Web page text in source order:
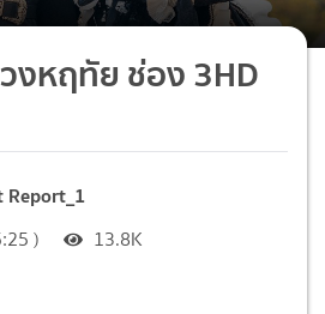
งหฤทัย ช่อง 3HD
Report_1
) 13.8K